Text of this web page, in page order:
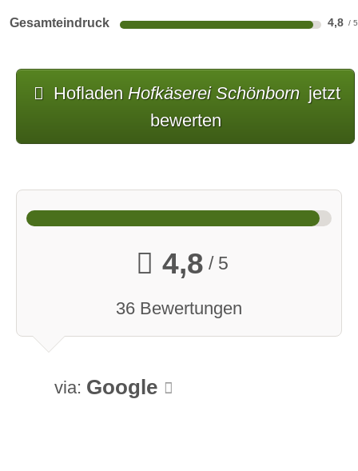
Gesamteindruck 4,8
Hofladen Hofkäserei Schönborn jetzt
bewerten
4,8 / 5
36 Bewertungen
via: Google